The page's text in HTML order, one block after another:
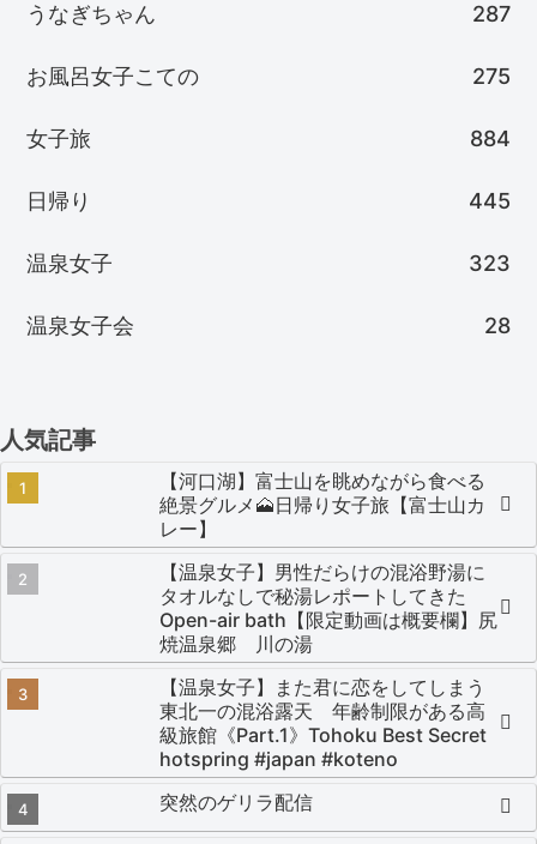
うなぎちゃん 287
お風呂女子こての 275
女子旅 884
日帰り 445
温泉女子 323
温泉女子会 28
人気記事
【河口湖】富士山を眺めながら食べる
絶景グルメ🗻日帰り女子旅【富士山カ
レー】
【温泉女子】男性だらけの混浴野湯に
タオルなしで秘湯レポートしてきた
Open-air bath【限定動画は概要欄】尻
焼温泉郷 川の湯
【温泉女子】また君に恋をしてしまう
東北一の混浴露天 年齢制限がある高
級旅館《Part.1》Tohoku Best Secret
hotspring #japan #koteno
突然のゲリラ配信